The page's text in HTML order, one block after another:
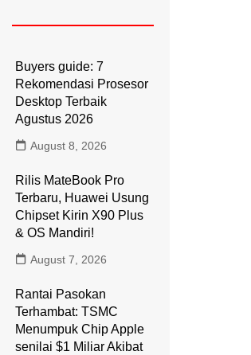
Buyers guide: 7
Rekomendasi Prosesor
Desktop Terbaik
Agustus 2026
August 8, 2026
Rilis MateBook Pro
Terbaru, Huawei Usung
Chipset Kirin X90 Plus
& OS Mandiri!
August 7, 2026
Rantai Pasokan
Terhambat: TSMC
Menumpuk Chip Apple
senilai $1 Miliar Akibat